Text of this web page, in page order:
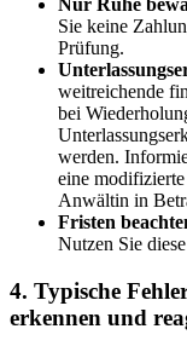
Nur Ruhe
Sie keine
Prüfung.
weitreichende
bei
werden.
eine
Anwältin in
Fristen
Nutzen Sie
4. Typische
erkennen und